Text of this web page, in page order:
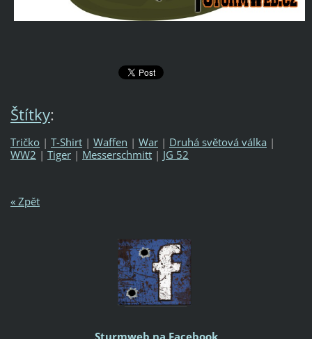
Štítky:
Tričko | T-Shirt | Waffen | War | Druhá světová válka |
WW2 | Tiger | Messerschmitt | JG 52
« Zpět
Sturmweb na Facebook